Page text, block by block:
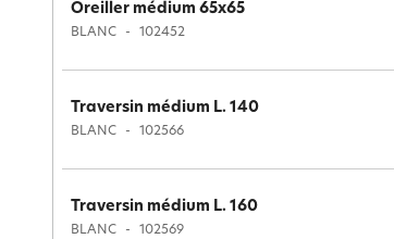
Oreiller médium 65x65
BLANC 102452
Traversin médium L. 140
BLANC 102566
Traversin médium L. 160
BLANC 102569